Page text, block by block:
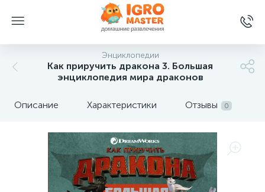
Энциклопедии
Как приручить дракона 3. Большая
энциклопедия мира драконов
Описание Характеристики Отзывы 0